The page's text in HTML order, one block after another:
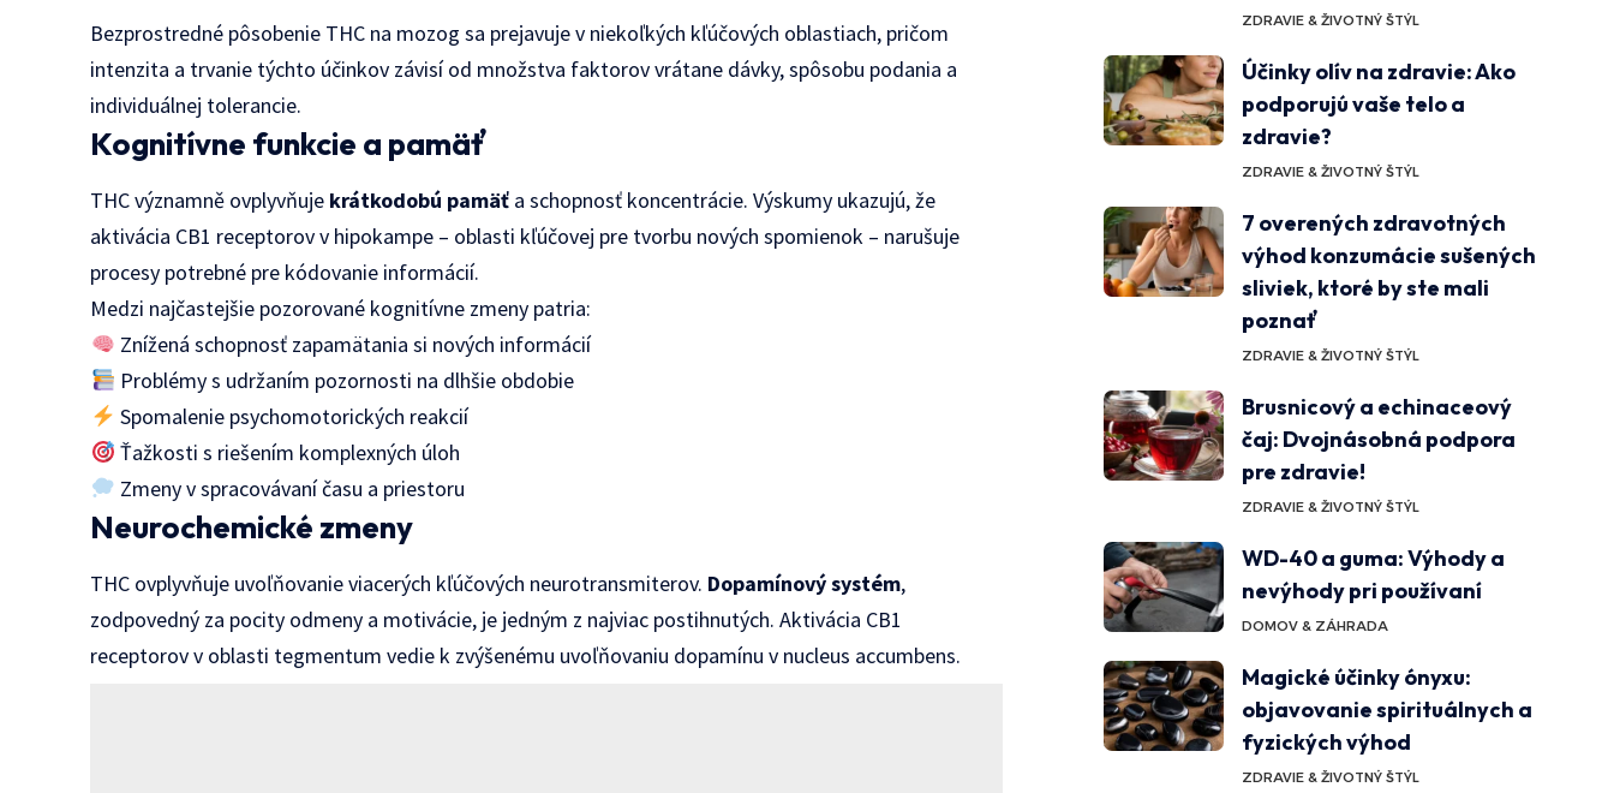
Bezprostredné pôsobenie THC na mozog sa prejavuje v niekoľkých kľúčových oblastiach, pričom
intenzita a trvanie týchto účinkov závisí od množstva faktorov vrátane dávky, spôsobu podania a
individuálnej tolerancie.
Kognitívne funkcie a pamäť
THC významně ovplyvňuje krátkodobú pamäť a schopnosť koncentrácie. Výskumy ukazujú, že
aktivácia CB1 receptorov v hipokampe – oblasti kľúčovej pre tvorbu nových spomienok – narušuje
procesy potrebné pre kódovanie informácií.
Medzi najčastejšie pozorované kognitívne zmeny patria:
Znížená schopnosť zapamätania si nových informácií
Problémy s udržaním pozornosti na dlhšie obdobie
Spomalenie psychomotorických reakcií
Ťažkosti s riešením komplexných úloh
Zmeny v spracovávaní času a priestoru
Neurochemické zmeny
THC ovplyvňuje uvoľňovanie viacerých kľúčových neurotransmiterov. Dopamínový systém,
zodpovedný za pocity odmeny a motivácie, je jedným z najviac postihnutých. Aktivácia CB1
receptorov v oblasti tegmentum vedie k zvýšenému uvoľňovaniu dopamínu v nucleus accumbens.
ZDRAVIE & ŽIVOTNÝ ŠTÝL
Účinky olív na zdravie: Ako
podporujú vaše telo a
zdravie?
ZDRAVIE & ŽIVOTNÝ ŠTÝL
7 overených zdravotných
výhod konzumácie sušených
sliviek, ktoré by ste mali
poznať
ZDRAVIE & ŽIVOTNÝ ŠTÝL
Brusnicový a echinaceový
čaj: Dvojnásobná podpora
pre zdravie!
ZDRAVIE & ŽIVOTNÝ ŠTÝL
WD-40 a guma: Výhody a
nevýhody pri používaní
DOMOV & ZÁHRADA
Magické účinky ónyxu:
objavovanie spirituálnych a
fyzických výhod
ZDRAVIE & ŽIVOTNÝ ŠTÝL